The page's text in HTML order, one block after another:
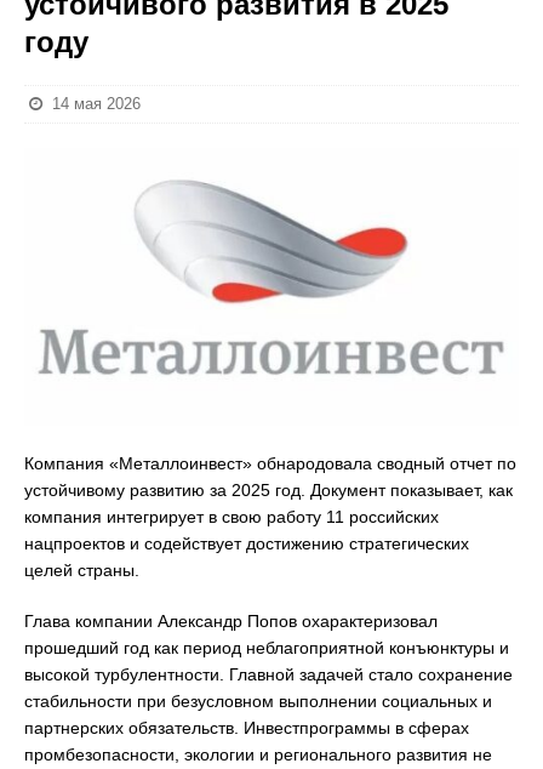
году
14 мая 2026
Компания «Металлоинвест» обнародовала сводный отчет по
устойчивому развитию за 2025 год. Документ показывает, как
компания интегрирует в свою работу 11 российских
нацпроектов и содействует достижению стратегических
целей страны.
Глава компании Александр Попов охарактеризовал
прошедший год как период неблагоприятной конъюнктуры и
высокой турбулентности. Главной задачей стало сохранение
стабильности при безусловном выполнении социальных и
партнерских обязательств. Инвестпрограммы в сферах
промбезопасности, экологии и регионального развития не